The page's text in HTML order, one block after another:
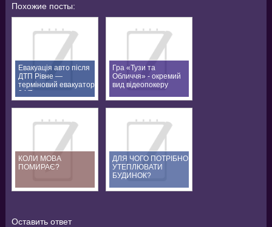
Похожие посты:
Евакуація авто після
ДТП Рівне —
терміновий евакуатор
24/7
Гра «Тузи та
Обличчя» - окремий
вид відеопокеру
КОЛИ МОВА
ПОМИРАЄ?
ДЛЯ ЧОГО ПОТРІБНО
УТЕПЛЮВАТИ
БУДИНОК?
Оставить ответ